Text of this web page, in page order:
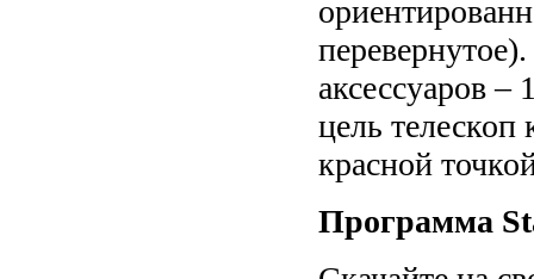
аксессуаров
цель телескоп
красной
Программа